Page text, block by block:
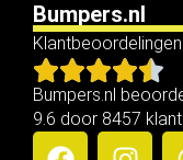
Bumpers.nl
Klantbeoordelingen
Bumpers.nl
9.6 door 8457